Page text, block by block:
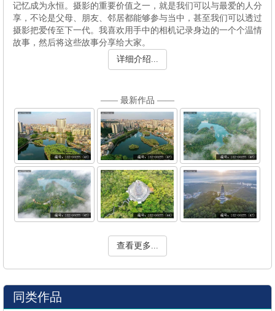
故事，然后将这些故事分享给大家。
详细介绍...
—— 最新作品 ——
查看更多...
同类作品